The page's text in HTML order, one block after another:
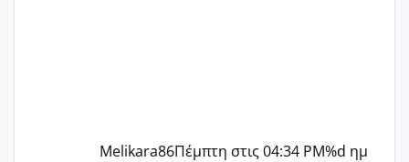
Melikara86Πέμπτη στις 04:34 PM%d ημ